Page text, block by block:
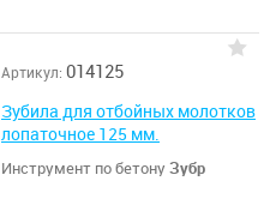
Артикул: 014125
Зубила для отбойных молотков
лопаточное 125 мм.
Инструмент по бетону Зубр